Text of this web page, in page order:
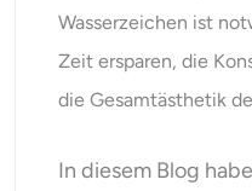
Wasserzeichen ist
Zeit ersparen, die
die Gesamtästhetik
In diesem Blog